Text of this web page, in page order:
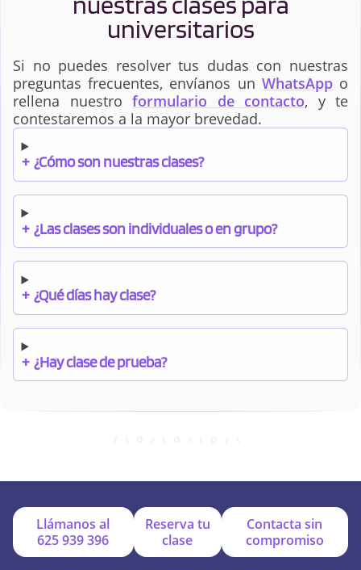
universitarios
Si no puedes resolver tus dudas con nuestras
preguntas frecuentes, envíanos un WhatsAppo
rellena nuestro formulario de contacto, y te
contestaremos a la mayor brevedad.
+ ¿Cómo son nuestras clases?
+ ¿Las clases son individuales o en grupo?
+ ¿Qué días hay clase?
+ ¿Hay clase de prueba?
+ ¿Por qué online?
Llámanos al
625 939 396
Reserva tu
clase
Contacta sin
compromiso